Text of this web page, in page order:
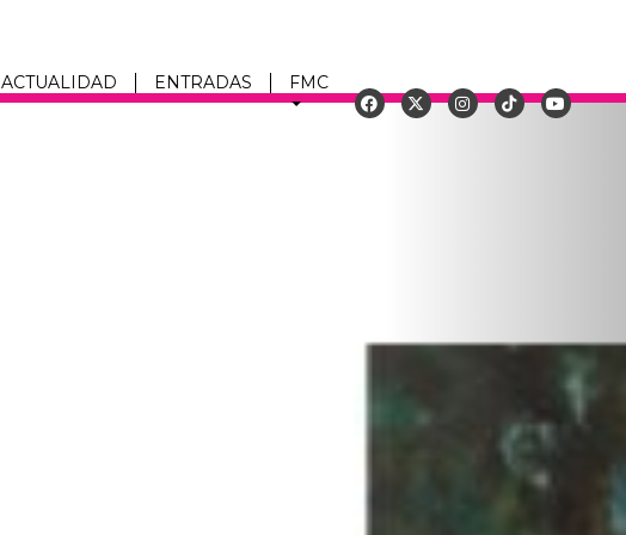
ACTUALIDAD ENTRADAS FMC
Siguiente